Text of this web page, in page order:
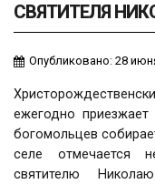
СВЯТИТЕЛЯ
Опубликовано: 28
ежегодно
богомольцев
селе отмечается
святителю